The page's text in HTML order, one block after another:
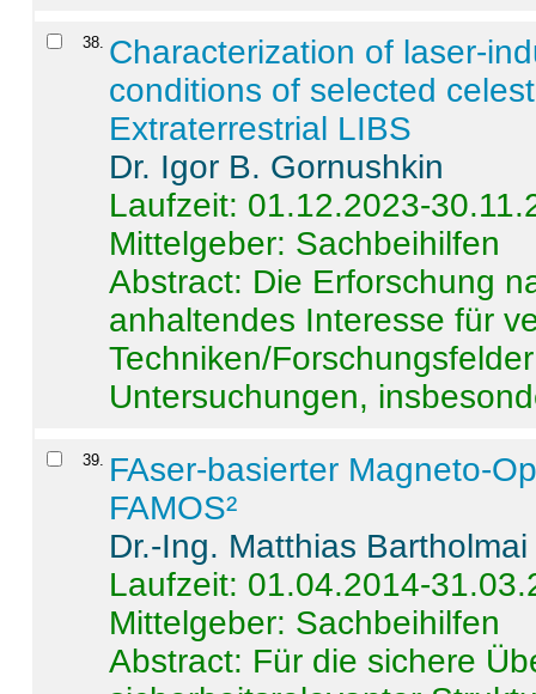
38. Characterization of laser-
conditions of selected
Extraterrestrial LIBS
Dr. Igor B. Gornushkin
Laufzeit: 01.12.2023-
Mittelgeber: Sachbeihilfen
Abstract: Die Erforschung
anhaltendes Interesse für
Techniken/
Untersuchungen,
39. FAser-basierter Magneto-
FAMOS²
Dr.-Ing. Matthias Bartholmai
Laufzeit: 01.04.2014-
Mittelgeber: Sachbeihilfen
Abstract: Für die sichere